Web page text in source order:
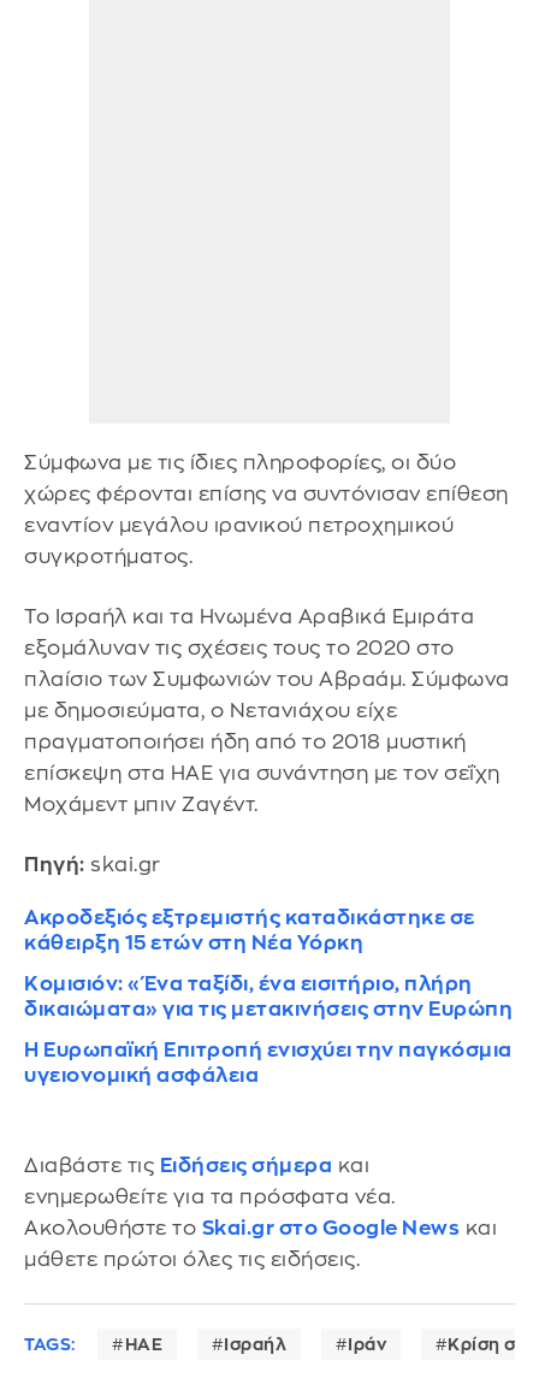
Σύμφωνα με τις ίδιες πληροφορίες, οι δύο
χώρες φέρονται επίσης να συντόνισαν επίθεση
εναντίον μεγάλου ιρανικού πετροχημικού
συγκροτήματος.
Το Ισραήλ και τα Ηνωμένα Αραβικά Εμιράτα
εξομάλυναν τις σχέσεις τους το 2020 στο
πλαίσιο των Συμφωνιών του Αβραάμ. Σύμφωνα
με δημοσιεύματα, ο Νετανιάχου είχε
πραγματοποιήσει ήδη από το 2018 μυστική
επίσκεψη στα ΗΑΕ για συνάντηση με τον σεΐχη
Μοχάμεντ μπιν Ζαγέντ.
Πηγή: skai.gr
Ακροδεξιός εξτρεμιστής καταδικάστηκε σε
κάθειρξη 15 ετών στη Νέα Υόρκη
Κομισιόν: «Ένα ταξίδι, ένα εισιτήριο, πλήρη
δικαιώματα» για τις μετακινήσεις στην Ευρώπη
Η Ευρωπαϊκή Επιτροπή ενισχύει την παγκόσμια
υγειονομική ασφάλεια
Διαβάστε τις Ειδήσεις σήμερα και
ενημερωθείτε για τα πρόσφατα νέα.
Ακολουθήστε το Skai.gr στο Google News και
μάθετε πρώτοι όλες τις ειδήσεις.
TAGS: ΗΑΕ Ισραήλ Ιράν Κρίση